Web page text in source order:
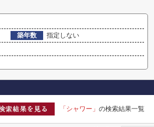
築年数
指定しない
「シャワー」 の検索結果一覧